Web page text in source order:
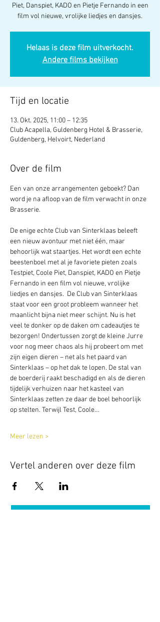
Piet, Danspiet, KADO en Pietje Fernando in een
film vol nieuwe, vrolijke liedjes en dansjes.
Helaas is deze film uitverkocht.
Andere films bekijken
Tijd en locatie
13. Okt. 2025, 11:00 – 12:35
Club Acapella, Guldenberg Hotel & Brasserie,
Guldenberg, Helvoirt, Nederland
Over de film
Een van onze arrangementen geboekt? Dan
word je na afloop van de film verwacht in onze
Brasserie.
De enige echte Club van Sinterklaas beleeft
een nieuw avontuur met niet één, maar
behoorlijk wat staartjes. Het wordt een echte
beestenboel met al je favoriete pieten zoals
Testpiet, Coole Piet, Danspiet, KADO en Pietje
Fernando in een film vol nieuwe, vrolijke
liedjes en dansjes.  De Club van Sinterklaas
staat voor een groot probleem wanneer het
maanlicht bijna niet meer schijnt. Nu is het
veel te donker op de daken om cadeautjes te
bezorgen! Ondertussen zorgt de kleine Jurre
voor nog meer chaos als hij probeert om met
zijn eigen dieren – net als het paard van
Sinterklaas – op het dak te lopen. De stal van
de boerderij raakt beschadigd en als de dieren
tijdelijk verhuizen naar het kasteel van
Sinterklaas zetten ze daar de boel behoorlijk
op stelten. Terwijl Test, Coole…
Meer lezen >
Vertel anderen over deze film